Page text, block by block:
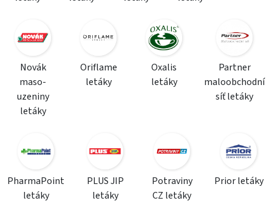
Novák
maso-
uzeniny
letáky
Oriflame
letáky
Oxalis
letáky
Partner
maloobchodní
síť letáky
PharmaPoint
letáky
PLUS JIP
letáky
Potraviny
CZ letáky
Prior letáky